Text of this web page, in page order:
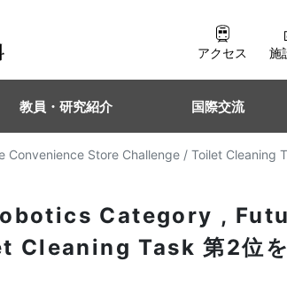
アクセス 施
教員・研究紹介 国際交流
Store Challenge / Toilet Cleaning
Category ,
Task 第2位を